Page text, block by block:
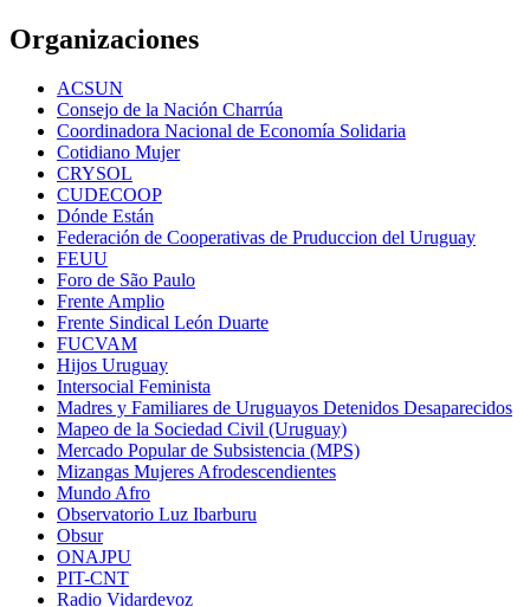
Organizaciones
ACSUN
Consejo de la Nación Charrúa
Coordinadora Nacional de Economía Solidaria
Cotidiano Mujer
CRYSOL
CUDECOOP
Dónde Están
Federación de Cooperativas de Pruduccion del Uruguay
FEUU
Foro de São Paulo
Frente Amplio
Frente Sindical León Duarte
FUCVAM
Hijos Uruguay
Intersocial Feminista
Madres y Familiares de Uruguayos Detenidos Desaparecidos
Mapeo de la Sociedad Civil (Uruguay)
Mercado Popular de Subsistencia (MPS)
Mizangas Mujeres Afrodescendientes
Mundo Afro
Observatorio Luz Ibarburu
Obsur
ONAJPU
PIT-CNT
Radio Vidardevoz